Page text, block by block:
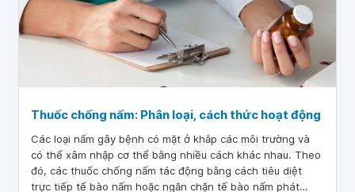
Thuốc chống nấm: Phân loại, cách thức hoạt động
Các loại nấm gây bệnh có mặt ở khắp các môi trường và
có thể xâm nhập cơ thể bằng nhiều cách khác nhau. Theo
đó, các thuốc chống nấm tác động bằng cách tiêu diệt
trực tiếp tế bào nấm hoặc ngăn chặn tế bào nấm phát